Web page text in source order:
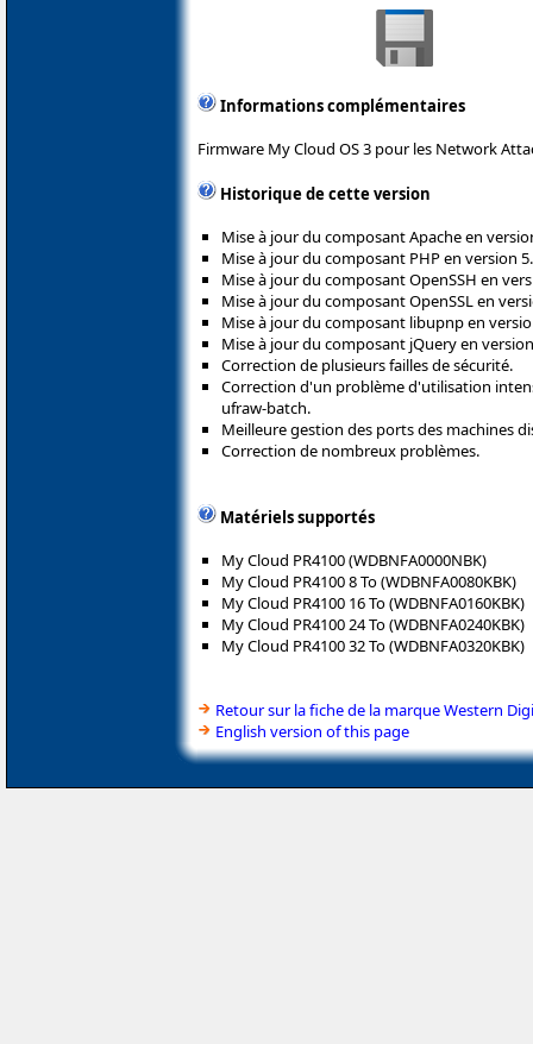
Informations complémentaires
Firmware My Cloud OS 3 pour les Network
Historique de cette version
Mise à jour du composant Apache en
Mise à jour du composant PHP en version
Mise à jour du composant OpenSSH en
Mise à jour du composant OpenSSL en
Mise à jour du composant libupnp en
Mise à jour du composant jQuery en
Correction de plusieurs failles de sécurité.
Correction d'un problème d'utilisation
ufraw-batch.
Meilleure gestion des ports des machines
Correction de nombreux problèmes.
Matériels supportés
My Cloud PR4100 (WDBNFA0000NBK)
My Cloud PR4100 8 To (WDBNFA0080KBK)
My Cloud PR4100 16 To (WDBNFA0160KBK)
My Cloud PR4100 24 To (WDBNFA0240KBK)
My Cloud PR4100 32 To (WDBNFA0320KBK)
Retour sur la fiche de la marque Western
English version of this page